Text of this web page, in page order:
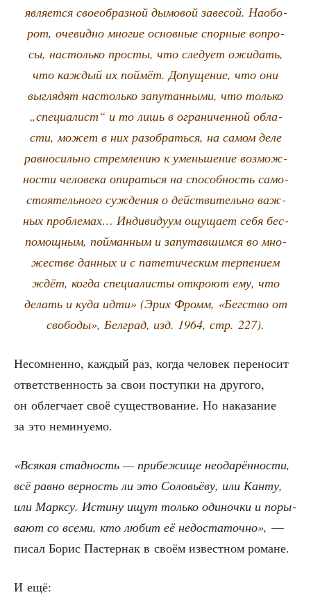
явля­ет­ся свое­об­раз­ной дымо­вой заве­сой. Наобо­
рот, оче­вид­но мно­гие основ­ные спор­ные вопро­
сы, настоль­ко про­сты, что сле­ду­ет ожи­дать,
что каж­дый их пой­мёт. Допу­ще­ние, что они
выгля­дят настоль­ко запу­тан­ны­ми, что толь­ко
„спе­ци­а­лист“ и то лишь в огра­ни­чен­ной обла­
сти, может в них разо­брать­ся, на самом деле
рав­но­силь­но стрем­ле­нию к умень­ше­ние воз­мож­
но­сти чело­ве­ка опи­рать­ся на спо­соб­ность само­
сто­я­тель­но­го суж­де­ния о дей­стви­тель­но важ­
ных про­бле­мах… Инди­ви­ду­ум ощу­ща­ет себя бес­
по­мощ­ным, пой­ман­ным и запу­тав­шим­ся во мно­
же­стве дан­ных и с пате­ти­че­ским тер­пе­ни­ем
ждёт, когда спе­ци­а­ли­сты откро­ют ему, что
делать и куда идти» (Эрих Фромм, «Бег­ство от
сво­бо­ды», Бел­град, изд. 1964, стр. 227).
Несо­мнен­но, каж­дый раз, когда чело­век пере­но­сит
ответ­ствен­ность за свои поступ­ки на дру­го­го,
он облег­ча­ет своё суще­ство­ва­ние. Но нака­за­ние
за это неминуемо.
«Вся­кая стад­ность — при­бе­жи­ще нео­да­рён­но­сти,
всё рав­но вер­ность ли это Соло­вьё­ву, или Кан­ту,
или Марк­су. Исти­ну ищут толь­ко оди­ноч­ки и поры­
ва­ют со все­ми, кто любит её недо­ста­точ­но», —
писал Борис Пастер­нак в сво­ём извест­ном романе.
И ещё: